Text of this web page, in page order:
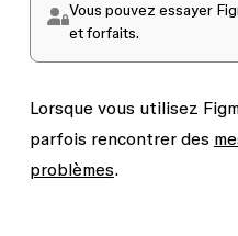
Vous pouvez essayer
et forfaits.
Lorsque vous utilisez
parfois rencontrer des
problèmes.